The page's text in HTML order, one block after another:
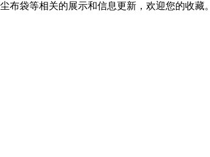
布袋等相关的展示和信息更新，欢迎您的收藏。